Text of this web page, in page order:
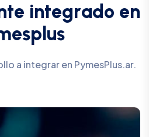
te integrado en
esp us
a integrar en PymesPlus.ar.